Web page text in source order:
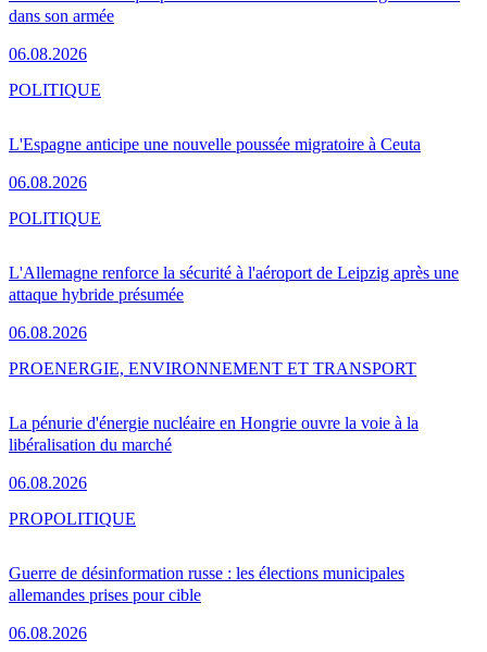
dans son armée
06.08.2026
L'Espagne anticipe une nouvelle poussée migratoire à Ceuta
06.08.2026
POLITIQUE
L'Allemagne renforce la sécurité à l'aéroport de Leipzig après une
attaque hybride présumée
06.08.2026
POLITIQUE
La pénurie d'énergie nucléaire en Hongrie ouvre la voie à la
libéralisation du marché
06.08.2026
PROENERGIE, ENVIRONNEMENT ET TRANSPORT
Guerre de désinformation russe : les élections municipales
allemandes prises pour cible
06.08.2026
PROPOLITIQUE